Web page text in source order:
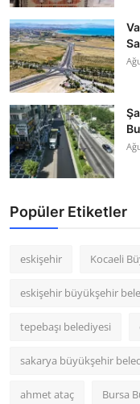
Popüler Etiketler
eskişehir Kocaeli
eskişehir büyükşehir
tepebaşı belediyesi
sakarya büyükşehir
ahmet ataç Bursa